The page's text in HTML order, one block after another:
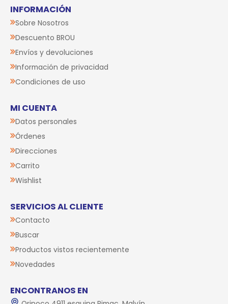
INFORMACIÓN
Sobre Nosotros
Descuento BROU
Envíos y devoluciones
Información de privacidad
Condiciones de uso
MI CUENTA
Datos personales
Órdenes
Direcciones
Carrito
Wishlist
SERVICIOS AL CLIENTE
Contacto
Buscar
Productos vistos recientemente
Novedades
ENCONTRANOS EN